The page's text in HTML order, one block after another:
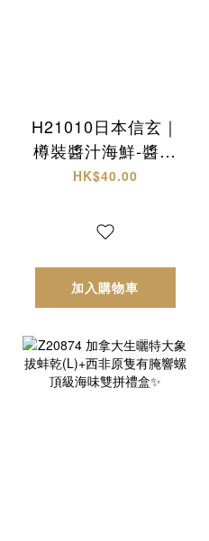
H21010日本信玄｜
樽裝醬汁海鮮-醬油
螺肉
HK$40.00
加入購物車